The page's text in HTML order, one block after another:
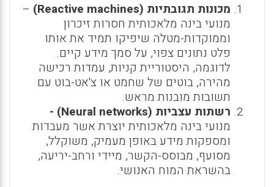
מכונות תגובתיות (Reactive machines
)
–
מנועי בינה מלאכותית חסרות זיכרון
וממוקדות-מטלה שיפיקו תמיד את אותו
פלט נתונים צפוי, על סמך מידע קיים.
לדוגמה, היסטוריית קניות, עמדות רכישה
מהירה, בוטים של שחמט או צ'אט-בוט עם
תשובות מובנות מראש.
רשתות עצביות (Neural networks
) -
מנועי בינה מלאכותית יוצרת אשר מעבדות
ומספקות מידע באופן מעמיק, משוקלל,
מסועף, מבוסס-הקשר, מיידי ורחב-יריעה,
בהשראת המוח האנושי.